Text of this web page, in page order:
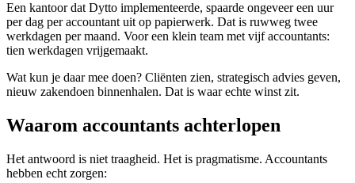
Een kantoor dat Dytto implementeerde, spaarde ongeveer een uur
per dag per accountant uit op papierwerk. Dat is ruwweg twee
werkdagen per maand. Voor een klein team met vijf accountants:
tien werkdagen vrijgemaakt.
Wat kun je daar mee doen? Cliënten zien, strategisch advies geven,
nieuw zakendoen binnenhalen. Dat is waar echte winst zit.
Waarom accountants achterlopen
Het antwoord is niet traagheid. Het is pragmatisme. Accountants
hebben echt zorgen: